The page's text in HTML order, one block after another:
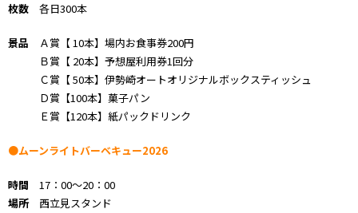
枚数 各日300本
景品 Ａ賞【 10本】場内お食事券200円
Ｂ賞【 20本】予想屋利用券1回分
Ｃ賞【 50本】伊勢崎オートオリジナルボックスティッシュ
Ｄ賞【100本】菓子パン
Ｅ賞【120本】紙パックドリンク
●ムーンライトバーベキュー2026
時間 17：00～20：00
場所西立見スタンド